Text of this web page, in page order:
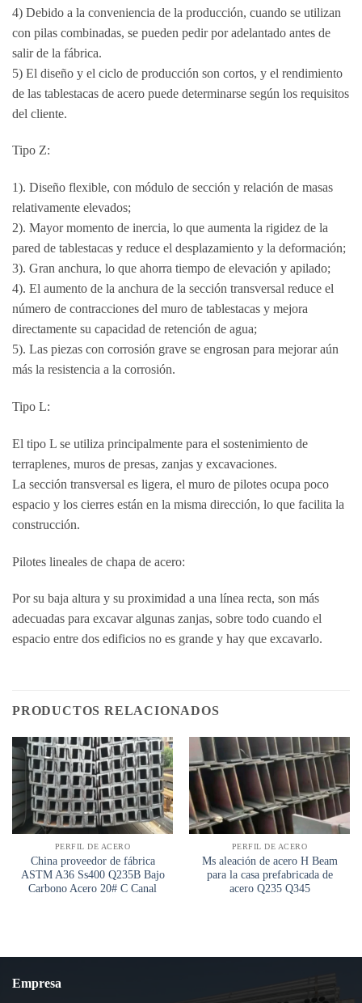
4) Debido a la conveniencia de la producción, cuando se utilizan
con pilas combinadas, se pueden pedir por adelantado antes de
salir de la fábrica.
5) El diseño y el ciclo de producción son cortos, y el rendimiento
de las tablestacas de acero puede determinarse según los requisitos
del cliente.
Tipo Z:
1). Diseño flexible, con módulo de sección y relación de masas
relativamente elevados;
2). Mayor momento de inercia, lo que aumenta la rigidez de la
pared de tablestacas y reduce el desplazamiento y la deformación;
3). Gran anchura, lo que ahorra tiempo de elevación y apilado;
4). El aumento de la anchura de la sección transversal reduce el
número de contracciones del muro de tablestacas y mejora
directamente su capacidad de retención de agua;
5). Las piezas con corrosión grave se engrosan para mejorar aún
más la resistencia a la corrosión.
Tipo L:
El tipo L se utiliza principalmente para el sostenimiento de
terraplenes, muros de presas, zanjas y excavaciones.
La sección transversal es ligera, el muro de pilotes ocupa poco
espacio y los cierres están en la misma dirección, lo que facilita la
construcción.
Pilotes lineales de chapa de acero:
Por su baja altura y su proximidad a una línea recta, son más
adecuadas para excavar algunas zanjas, sobre todo cuando el
espacio entre dos edificios no es grande y hay que excavarlo.
PRODUCTOS RELACIONADOS
PERFIL DE ACERO
China proveedor de fábrica
ASTM A36 Ss400 Q235B Bajo
Carbono Acero 20# C Canal
PERFIL DE ACERO
Ms aleación de acero H Beam
para la casa prefabricada de
acero Q235 Q345
Empresa